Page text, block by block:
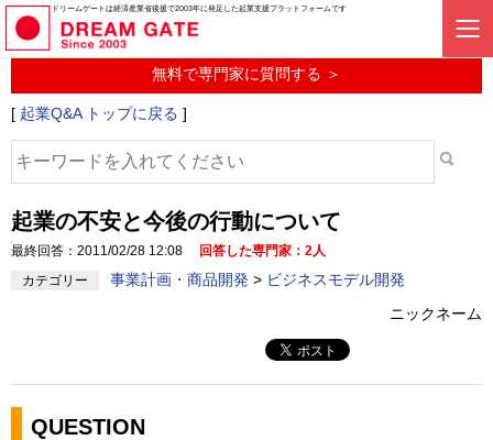
ドリームゲートは経済産業省後援で2003年に発足した起業支援プラットフォームです
起業に関するみんなの質問投稿サービス
起業Q&A
無料で専門家に質問する ＞
[ 起業Q&A トップに戻る ]
起業の不安と今後の行動について
最終回答：2011/02/28 12:08
回答した専門家：2人
カテゴリー
事業計画・商品開発 > ビジネスモデル開発
ニックネーム
QUESTION